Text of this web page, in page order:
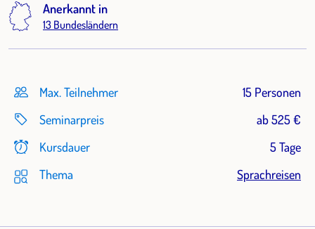
Anerkannt in
13 Bundesländern
Max. Teilnehmer
15 Personen
Seminarpreis
ab 525 €
Kursdauer
5 Tage
Thema
Sprachreisen